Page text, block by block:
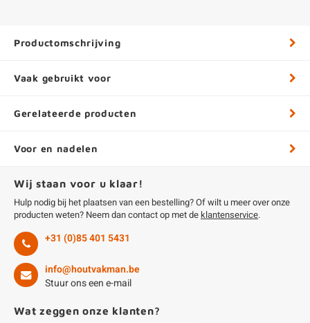
Productomschrijving
Vaak gebruikt voor
Gerelateerde producten
Voor en nadelen
Wij staan voor u klaar!
Hulp nodig bij het plaatsen van een bestelling? Of wilt u meer over onze
producten weten? Neem dan contact op met de klantenservice.
+31 (0)85 401 5431
info@houtvakman.be
Stuur ons een e-mail
Wat zeggen onze klanten?